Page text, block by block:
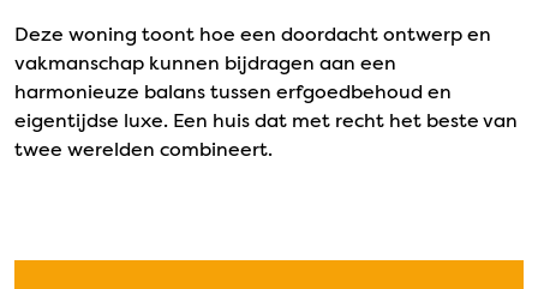
Deze woning toont hoe een doordacht ontwerp en
vakmanschap kunnen bijdragen aan een
harmonieuze balans tussen erfgoedbehoud en
eigentijdse luxe. Een huis dat met recht het beste van
twee werelden combineert.